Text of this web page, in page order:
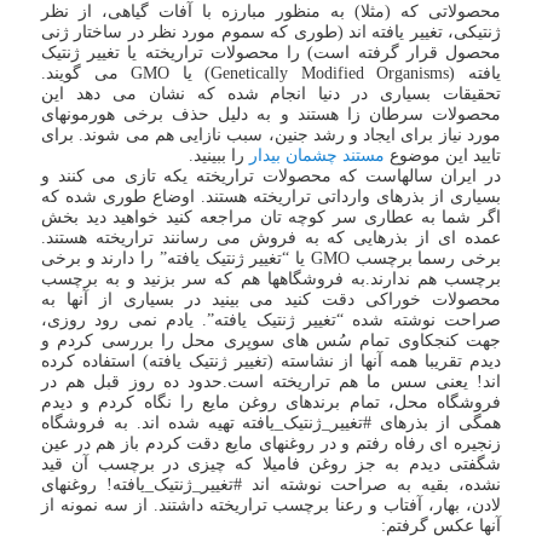
محصولاتی که (مثلا) به منظور مبارزه با آفات گیاهی، از نظر
ژنتیکی، تغییر یافته اند (طوری که سموم مورد نظر در ساختار ژنی
محصول قرار گرفته است) را محصولات تراریخته یا تغییر ژنتیک
یافته (Genetically Modified Organisms) یا GMO می گویند.
تحقیقات بسیاری در دنیا انجام شده که نشان می دهد این
محصولات سرطان زا هستند و به دلیل حذف برخی هورمونهای
مورد نیاز برای ایجاد و رشد جنین، سبب نازایی هم می شوند. برای
تایید این موضوع مستند چشمان بیدار را ببینید.
در ایران سالهاست که محصولات تراریخته یکه تازی می کنند و
بسیاری از بذرهای وارداتی تراریخته هستند. اوضاع طوری شده که
اگر شما به عطاری سر کوچه تان مراجعه کنید خواهید دید بخش
عمده ای از بذرهایی که به فروش می رسانند تراریخته هستند.
برخی رسما برچسب GMO یا “تغییر ژنتیک یافته” را دارند و برخی
برچسب هم ندارند.به فروشگاهها هم که سر بزنید و به برچسب
محصولات خوراکی دقت کنید می بینید در بسیاری از آنها به
صراحت نوشته شده “تغییر ژنتیک یافته”. یادم نمی رود روزی،
جهت کنجکاوی تمام سُس های سوپری محل را بررسی کردم و
دیدم تقریبا همه آنها از نشاسته (تغییر ژنتیک یافته) استفاده کرده
اند! یعنی سس ما هم تراریخته است.حدود ده روز قبل هم در
فروشگاه محل، تمام برندهای روغن مایع را نگاه کردم و دیدم
همگی از بذرهای #تغییر_ژنتیک_یافته تهیه شده اند. به فروشگاه
زنجیره ای رفاه رفتم و در روغنهای مایع دقت کردم باز هم در عین
شگفتی دیدم به جز روغن فامیلا که چیزی در برچسب آن قید
نشده، بقیه به صراحت نوشته اند #تغییر_ژنتیک_یافته! روغنهای
لادن، بهار، آفتاب و رعنا برچسب تراریخته داشتند. از سه نمونه از
آنها عکس گرفتم: